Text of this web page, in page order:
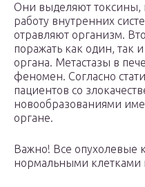
Они выделяют токсины,
работу внутренних
отравляют организм.
поражать как один, так
органа. Метастазы в
феномен. Согласно
пациентов со
новообразованиями
органе.
Важно! Все опухолевые
нормальными клетками